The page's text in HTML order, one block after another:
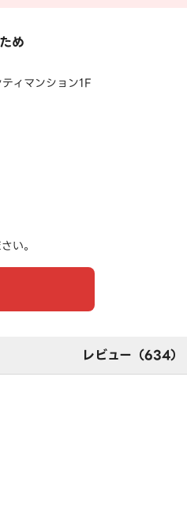
め
ィマンション1F
い。
レビュー（634）